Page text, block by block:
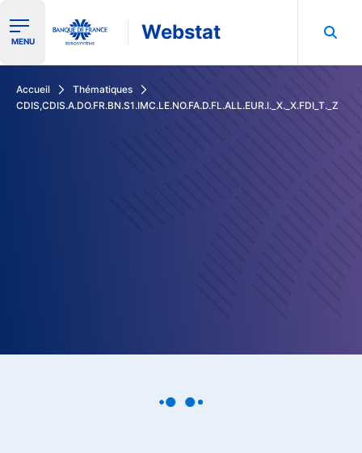
Ouvrir le menu de navigation
MENU Webstat
Accueil
Thématiques
CDIS,CDIS.A.DO.FR.BN.S1.IMC.LE.NO.FA.D.FL.ALL.EUR.I._X._X.FDI_T._Z